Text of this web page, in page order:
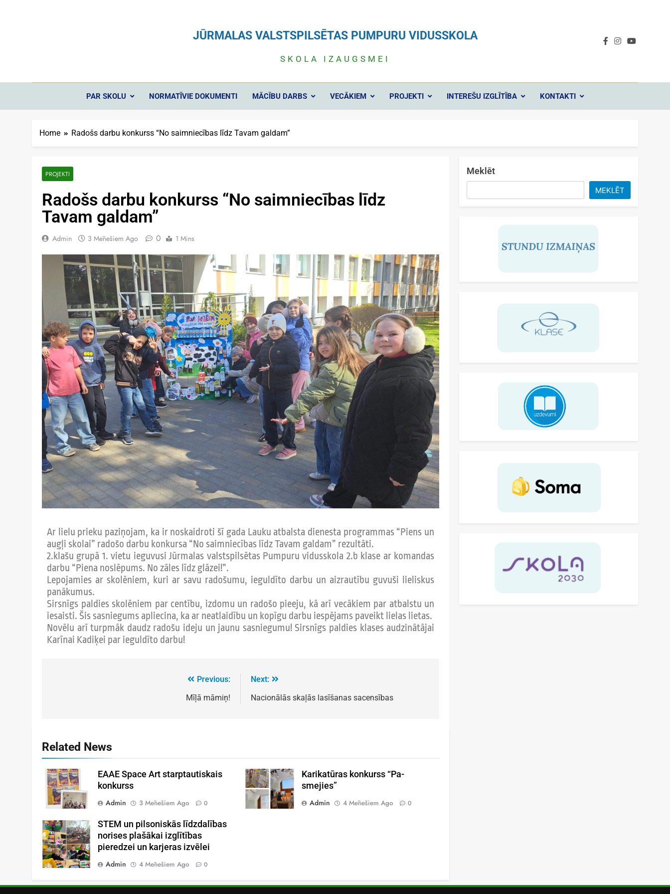
JŪRMALAS VALSTSPILSĒTAS PUMPURU VIDUSSKOLA
SKOLA IZAUGSMEI
PAR SKOLU NORMATĪVIE DOKUMENTI MĀCĪBU DARBS VECĀKIEM PROJEKTI INTEREŠU IZGLĪTĪBA KONTAKTI
Home Radošs darbu konkurss “No saimniecības līdz Tavam galdam”
PROJEKTI
Radošs darbu konkurss “No saimniecības līdz
Tavam galdam”
Admin 3 Mēnešiem Ago 0 1 Mins
Ar lielu prieku paziņojam, ka ir noskaidroti šī gada Lauku atbalsta dienesta programmas “Piens un
augļi skolai” radošo darbu konkursa “No saimniecības līdz Tavam galdam” rezultāti.
2.klašu grupā 1. vietu ieguvusi Jūrmalas valstspilsētas Pumpuru vidusskola 2.b klase ar komandas
darbu “Piena noslēpums. No zāles līdz glāzei!”.
Lepojamies ar skolēniem, kuri ar savu radošumu, ieguldīto darbu un aizrautību guvuši lieliskus
panākumus.
Sirsnīgs paldies skolēniem par centību, izdomu un radošo pieeju, kā arī vecākiem par atbalstu un
iesaisti. Šis sasniegums apliecina, ka ar neatlaidību un kopīgu darbu iespējams paveikt lielas lietas.
Novēlu arī turpmāk daudz radošu ideju un jaunu sasniegumu! Sirsnīgs paldies klases audzinātājai
Karīnai Kadiķei par ieguldīto darbu!
Previous:
Mīļā māmiņ!
Next:
Nacionālās skaļās lasīšanas sacensības
Related News
EAAE Space Art starptautiskais
konkurss
Admin
3 Mēnešiem Ago 0
Karikatūras konkurss “Pa-
smejies”
Admin
4 Mēnešiem Ago 0
STEM un pilsoniskās līdzdalības
norises plašākai izglītības
pieredzei un karjeras izvēlei
Admin
4 Mēnešiem Ago 0
Meklēt
MEKLĒT